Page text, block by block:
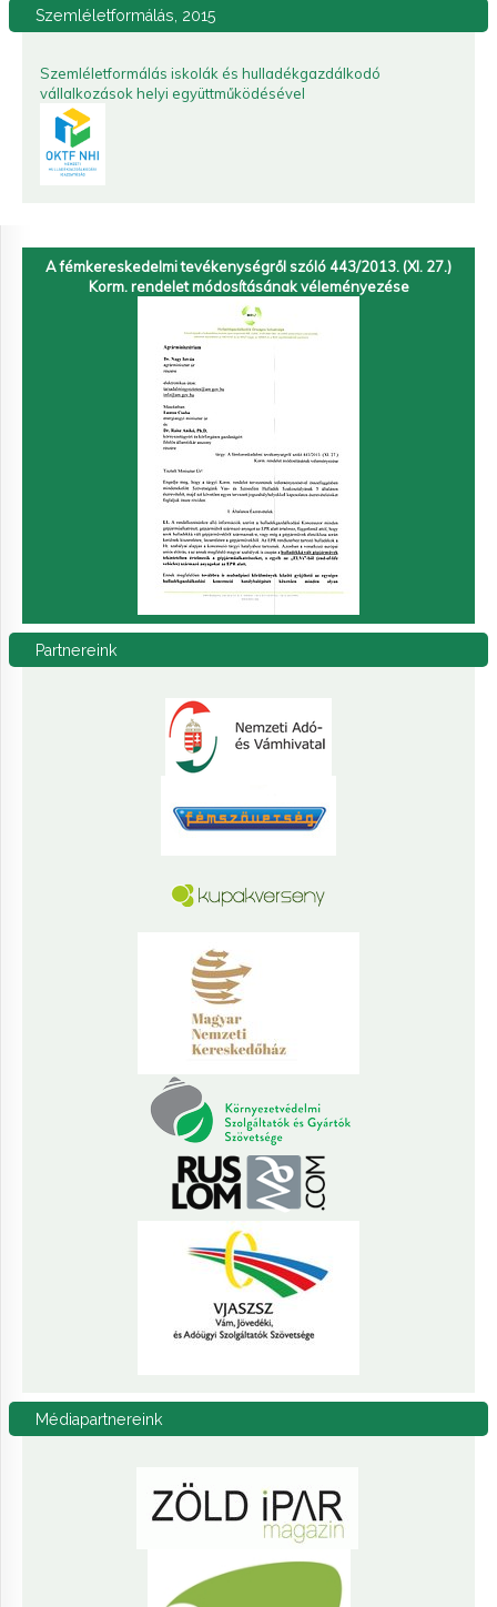
Szemléletformálás, 2015
Szemléletformálás iskolák és hulladékgazdálkodó
vállalkozások helyi együttműködésével
A fémkereskedelmi tevékenységről szóló 443/2013. (XI. 27.)
Korm. rendelet módosításának véleményezése
Partnereink
Médiapartnereink